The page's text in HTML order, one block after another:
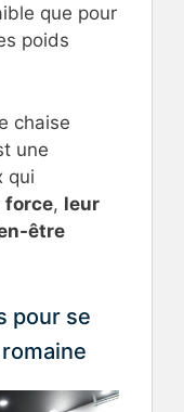
que pour
poids
chaise
une
qui
force, leur
être
pour se